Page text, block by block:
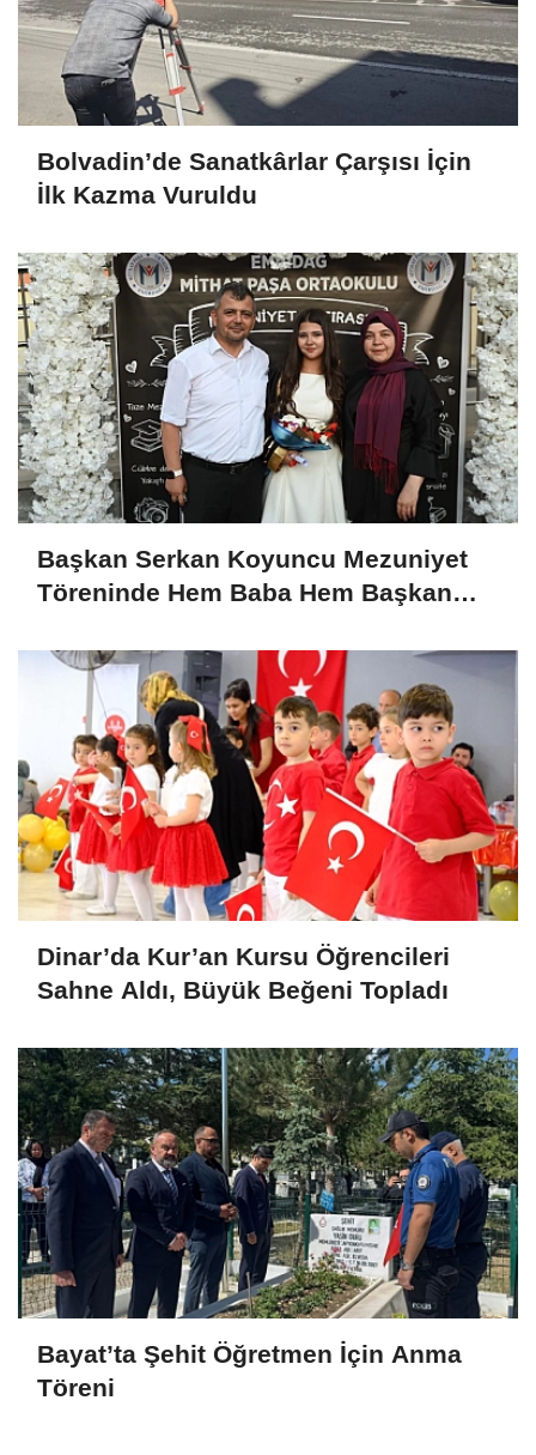
Bolvadin’de Sanatkârlar Çarşısı İçin
İlk Kazma Vuruldu
Başkan Serkan Koyuncu Mezuniyet
Töreninde Hem Baba Hem Başkan
Dinar’da Kur’an Kursu Öğrencileri
Sahne Aldı, Büyük Beğeni Topladı
Bayat’ta Şehit Öğretmen İçin Anma
Töreni